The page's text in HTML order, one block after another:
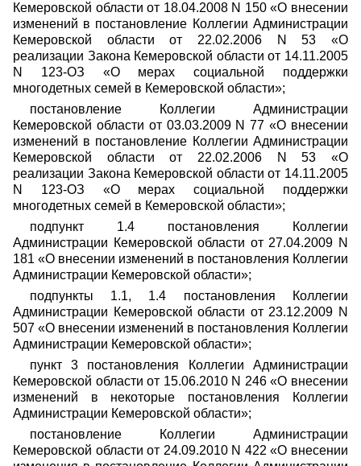
Кемеровской области от 18.04.2008 N 150 «О внесении
изменений в постановление Коллегии Администрации
Кемеровской области от 22.02.2006 N 53 «О
реализации Закона Кемеровской области от 14.11.2005
N 123-ОЗ «О мерах социальной поддержки
многодетных семей в Кемеровской области»;
постановление Коллегии Администрации
Кемеровской области от 03.03.2009 N 77 «О внесении
изменений в постановление Коллегии Администрации
Кемеровской области от 22.02.2006 N 53 «О
реализации Закона Кемеровской области от 14.11.2005
N 123-ОЗ «О мерах социальной поддержки
многодетных семей в Кемеровской области»;
подпункт 1.4 постановления Коллегии
Администрации Кемеровской области от 27.04.2009 N
181 «О внесении изменений в постановления Коллегии
Администрации Кемеровской области»;
подпункты 1.1, 1.4 постановления Коллегии
Администрации Кемеровской области от 23.12.2009 N
507 «О внесении изменений в постановления Коллегии
Администрации Кемеровской области»;
пункт 3 постановления Коллегии Администрации
Кемеровской области от 15.06.2010 N 246 «О внесении
изменений в некоторые постановления Коллегии
Администрации Кемеровской области»;
постановление Коллегии Администрации
Кемеровской области от 24.09.2010 N 422 «О внесении